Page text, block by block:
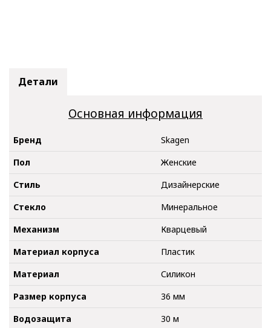
Детали
Основная информация
Бренд
Skagen
Пол
Женские
Стиль
Дизайнерские
Стекло
Минеральное
Механизм
Кварцевый
Материал корпуса
Пластик
Материал
Силикон
Размер корпуса
36 мм
Водозащита
30 м